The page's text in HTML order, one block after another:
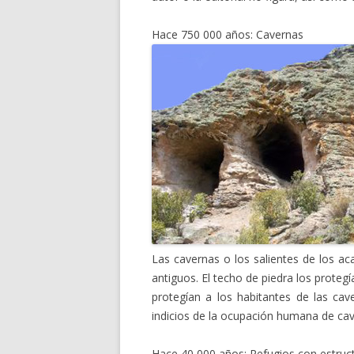
Hace 750 000 años: Cavernas
Las cavernas o los salientes de los
antiguos. El techo de piedra los
protegían a los habitantes de las
indicios de la ocupación humana de